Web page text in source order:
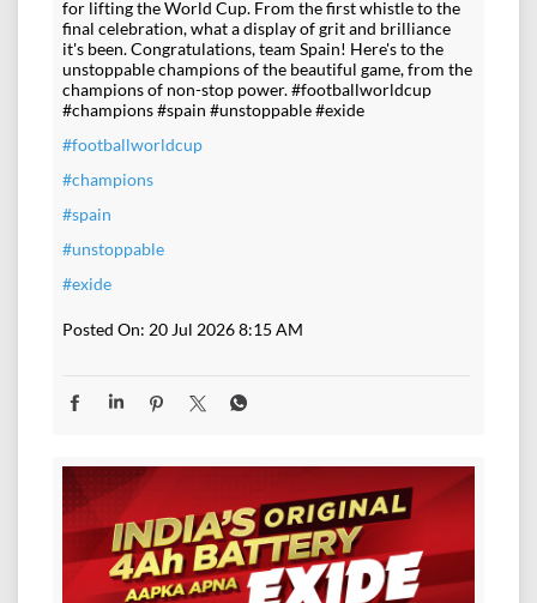
for lifting the World Cup. From the first whistle to the
final celebration, what a display of grit and brilliance
it's been. Congratulations, team Spain! Here's to the
unstoppable champions of the beautiful game, from the
champions of non-stop power. #footballworldcup
#champions #spain #unstoppable #exide
#footballworldcup
#champions
#spain
#unstoppable
#exide
Posted On: 20 Jul 2026 8:15 AM